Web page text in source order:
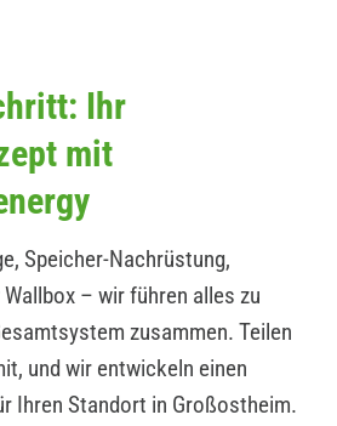
Ihr
mit
Speicher-Nachrüstung,
– wir führen alles zu
zusammen. Teilen
und wir entwickeln einen
Ihren Standort in Großostheim.